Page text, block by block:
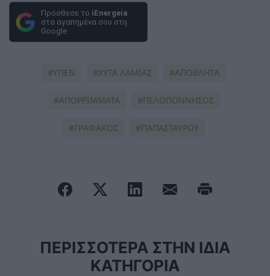
Πρόσθεσε το iEnergeia
στα αγαπημένα σου στη
Google
ΥΠΕΝ ΧΥΤΑ ΛΑΜΙΑΣ ΑΠΟΒΛΗΤΑ
ΑΠΟΡΡΙΜΜΑΤΑ ΠΕΛΟΠΟΝΝΗΣΟΣ
ΓΡΑΦΑΚΟΣ ΠΑΠΑΣΤΑΥΡΟΥ
ΠΕΡΙΣΣΟΤΕΡΑ ΣΤΗΝ ΙΔΙΑ
ΚΑΤΗΓΟΡΙΑ